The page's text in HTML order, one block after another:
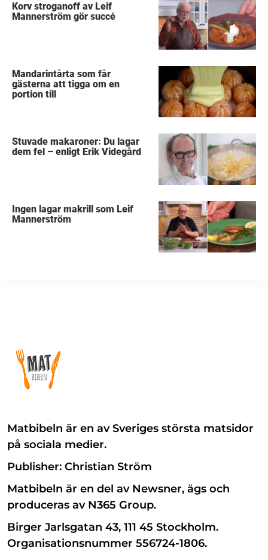
Korv stroganoff av Leif
Mannerström gör succé
Mandarintårta som får
gästerna att tigga om en
portion till
Stuvade makaroner: Du lagar
dem fel – enligt Erik Videgård
Ingen lagar makrill som Leif
Mannerström
Matbibeln är en av Sveriges största matsidor
på sociala medier.
Publisher: Christian Ström
Matbibeln är en del av Newsner, ägs och
produceras av N365 Group.
Birger Jarlsgatan 43, 111 45 Stockholm.
Organisationsnummer 556724-1806.